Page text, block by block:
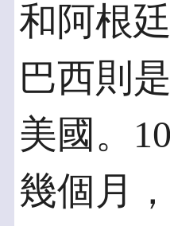
和阿根
巴西則
美國。
幾個月